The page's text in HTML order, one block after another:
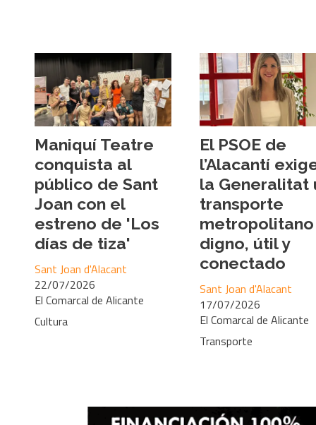
Maniquí Teatre
conquista al
público de Sant
Joan con el
estreno de 'Los
días de tiza'
El Comarcal de Alicante
Sant Joan d'Alacant
22/07/2026
Cultura
El PSOE de
l’Alacantí
la Generalitat
transporte
metropolitano
digno, útil y
conectado
El Comarcal de Alicante
Sant Joan d'Alacant
17/07/2026
Transporte